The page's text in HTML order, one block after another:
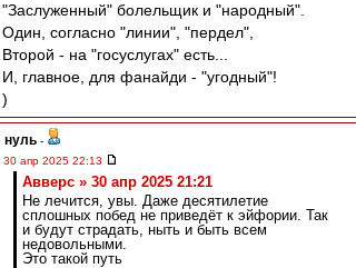
"Заслуженный" болельщик и "народный".
Один, согласно "линии", "пердел",
Второй - на "госуслугах" есть...
И, главное, для фанайди - "угодный"!
)
нуль -
30 апр 2025 22:13
Авверс » 30 апр 2025 21:21
Не лечится, увы. Даже десятилетие
сплошных побед не приведёт к эйфории. Так
и будут страдать, ныть и быть всем
недовольными.
Это такой путь